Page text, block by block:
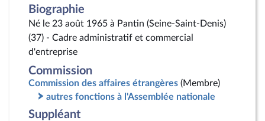
Biographie
Né le 23 août 1965 à Pantin (Seine-Saint-Denis)
(37) - Cadre administratif et commercial
d'entreprise
Commission
Commission des affaires étrangères (Membre)
autres fonctions à l'Assemblée nationale
Suppléant